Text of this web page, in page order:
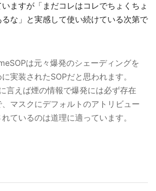
ますが「まだコレはコレでちょくちょ
るな」と実感して使い続けている次第で
は元々爆発のシェーディングを
実装されたSOPだと思われます。
言えば煙の情報で爆発には必ず存在
マスクにデフォルトのアトリビュー
ているのは道理に適っています。